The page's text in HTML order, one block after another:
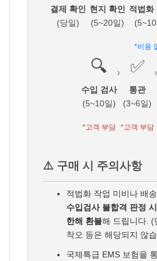
결제 확인
(당일)
현지 확인
(5~20일)
적법화
*비용
🔍
수입 검사
(5~10일)
*고객 부담
› ✅
통관
(3~6일)
*고객 부담
›
⚠️ 구매 시 주의사항
적법화 작업 미비나 배
수입검사 불합격 판정
한해 환불해 드립니다. (
착오 등은 해당되지 않
국제특급 EMS 보험을